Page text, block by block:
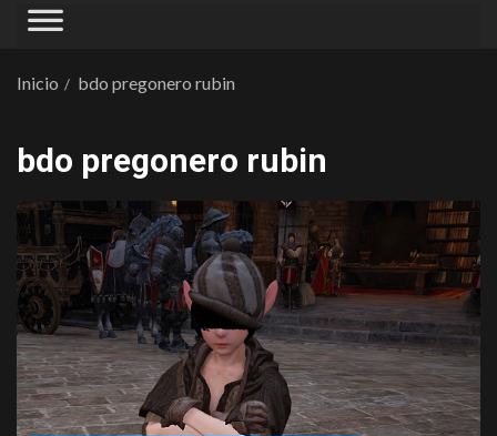
Inicio bdo pregonero rubin
bdo pregonero rubin